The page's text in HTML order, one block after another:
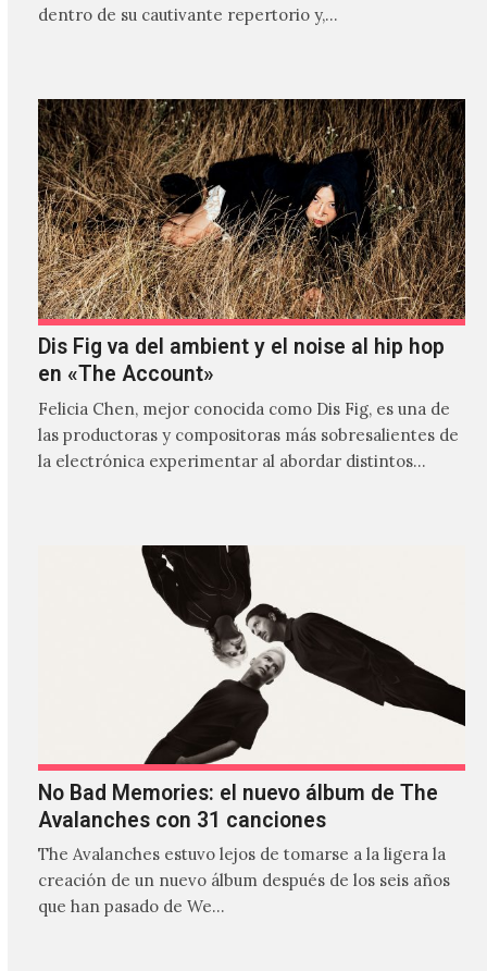
dentro de su cautivante repertorio y,…
Dis Fig va del ambient y el noise al hip hop
en «The Account»
Felicia Chen, mejor conocida como Dis Fig, es una de
las productoras y compositoras más sobresalientes de
la electrónica experimentar al abordar distintos
No Bad Memories: el nuevo álbum de The
Avalanches con 31 canciones
The Avalanches estuvo lejos de tomarse a la ligera la
creación de un nuevo álbum después de los seis años
que han pasado de We…